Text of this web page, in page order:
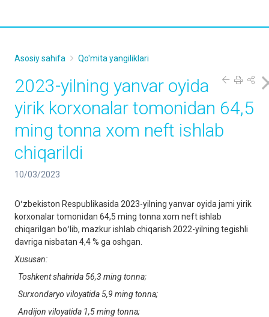
Asosiy sahifa Qo'mita yangiliklari
2023-yilning yanvar oyida
yirik korxonalar tomonidan 64,5
ming tonna xom neft ishlab
chiqarildi
10/03/2023
Oʻzbekiston Respublikasida 2023-yilning yanvar oyida jami yirik
korxonalar tomonidan 64,5 ming tonna xom neft ishlab
chiqarilgan boʻlib, mazkur ishlab chiqarish 2022-yilning tegishli
davriga nisbatan 4,4 % ga oshgan.
Xususan:
Toshkent shahrida 56,3 ming tonna;
Surxondaryo viloyatida 5,9 ming tonna;
Andijon viloyatida 1,5 ming tonna;